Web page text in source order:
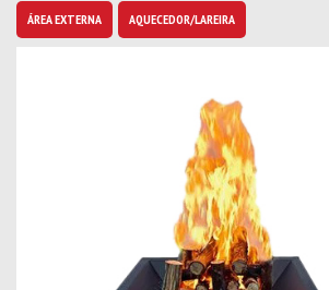
v
i
ÁREA EXTERNA AQUECEDOR/LAREIRA